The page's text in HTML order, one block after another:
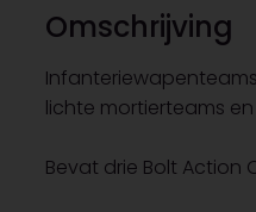
Omschrijving
lichte mortierteams
Bevat drie Bolt Action